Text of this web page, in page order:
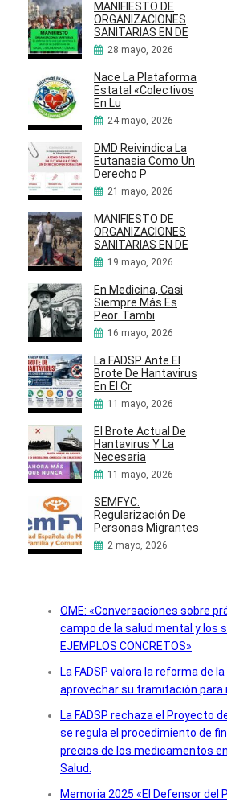
MANIFIESTO DE
ORGANIZACIONES
SANITARIAS EN DE
28 mayo, 2026
Nace La Plataforma
Estatal «Colectivos
En Lu
24 mayo, 2026
DMD Reivindica La
Eutanasia Como Un
Derecho P
21 mayo, 2026
MANIFIESTO DE
ORGANIZACIONES
SANITARIAS EN DE
19 mayo, 2026
En Medicina, Casi
Siempre Más Es
Peor. Tambi
16 mayo, 2026
La FADSP Ante El
Brote De Hantavirus
En El Cr
11 mayo, 2026
El Brote Actual De
Hantavirus Y La
Necesaria
11 mayo, 2026
SEMFYC:
Regularización De
Personas Migrantes
2 mayo, 2026
OME: «Conversaciones sobre
campo de la salud mental y los
EJEMPLOS CONCRETOS»
La FADSP valora la reforma de
aprovechar su tramitación para
La FADSP rechaza el Proyecto
se regula el procedimiento de
precios de los medicamentos
Salud.
Memoria 2025 «El Defensor del